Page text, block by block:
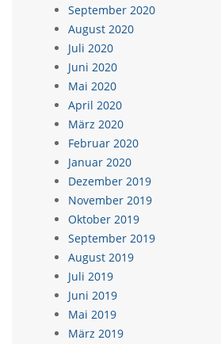
September 2020
August 2020
Juli 2020
Juni 2020
Mai 2020
April 2020
März 2020
Februar 2020
Januar 2020
Dezember 2019
November 2019
Oktober 2019
September 2019
August 2019
Juli 2019
Juni 2019
Mai 2019
März 2019